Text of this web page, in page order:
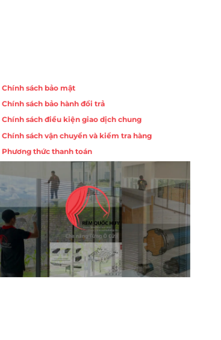
Chính sách bảo mật
Chính sách bảo hành đổi trả
Chính sách điều kiện giao dịch chung
Chính sách vận chuyển và kiểm tra hàng
Phương thức thanh toán